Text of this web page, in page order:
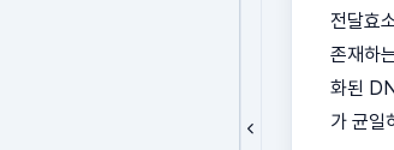
전달효
존재하
화된
가 균일